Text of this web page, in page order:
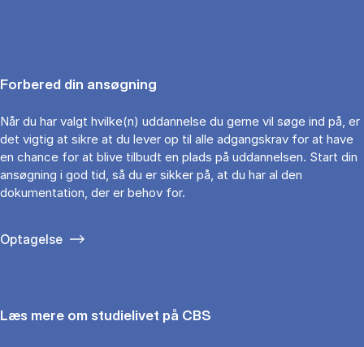
Forbered din ansøgning
Når du har valgt hvilke(n) uddannelse du gerne vil søge ind på, er
det vigtig at sikre at du lever op til alle adgangskrav for at have
en chance for at blive tilbudt en plads på uddannelsen. Start din
ansøgning i god tid, så du er sikker på, at du har al den
dokumentation, der er behov for.
Optagelse
Læs mere om studielivet på CBS